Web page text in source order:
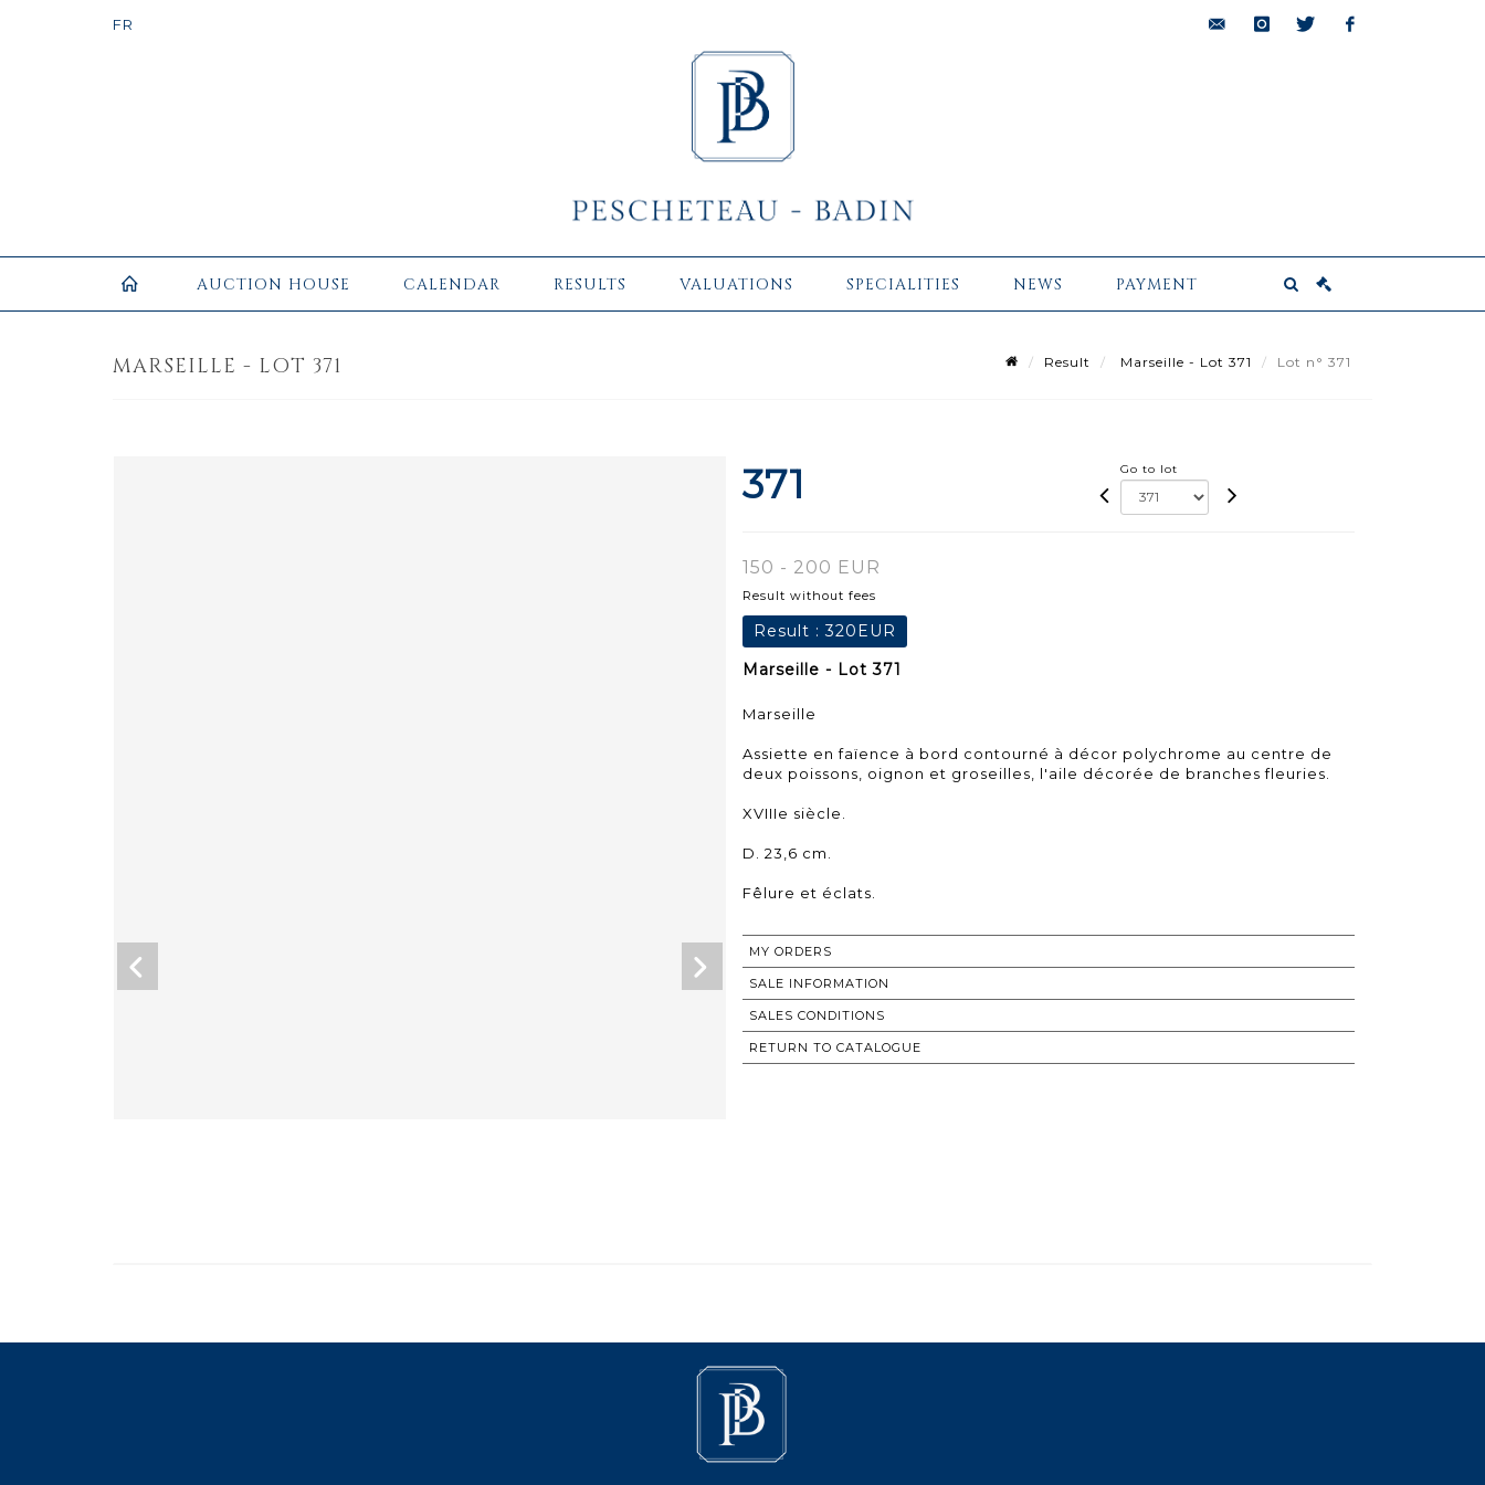
AUCTION HOUSE CALENDAR RESULTS VALUATIONS SPECIALITIES NEWS PAYMENT
MARSEILLE - LOT 371 Result Marseille - Lot 371 Lot n° 371
371 Go to lot
150 - 200 EUR
Result without fees
Result :320EUR
Marseille - Lot 371
Marseille
Assiette en faïence à bord contourné à décor polychrome au centre de
deux poissons, oignon et groseilles, l'aile décorée de branches fleuries.
XVIIIe siècle.
D. 23,6 cm.
Fêlure et éclats.
MY ORDERS
SALE INFORMATION
SALES CONDITIONS
RETURN TO CATALOGUE